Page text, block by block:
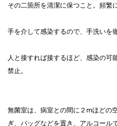
その二箇所を清潔に保つこと。頻繁
手を介して感染するので、手洗いを
人と接すれば接するほど、感染の可
禁止。
無菌室は、病室との間に２mほどの
ぎ、バッグなどを置き、アルコール